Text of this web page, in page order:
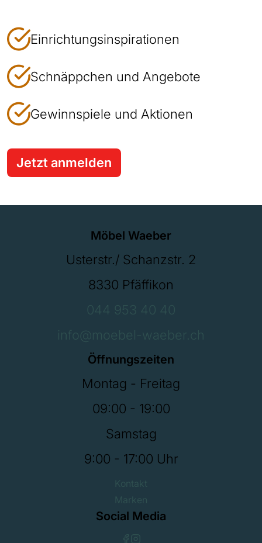
Einrichtungsinspirationen
Schnäppchen und Angebote
Gewinnspiele und Aktionen
Jetzt anmelden
Möbel Waeber
Usterstr./ Schanzstr. 2
8330 Pfäffikon
044 953 40 40
info@moebel-waeber.ch
Öffnungszeiten
Montag - Freitag
09:00 - 19:00
Samstag
9:00 - 17:00 Uhr
Kontakt
Marken
Social Media